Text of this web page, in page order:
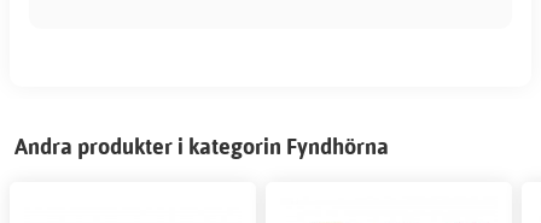
Andra produkter i kategorin Fyndhörna